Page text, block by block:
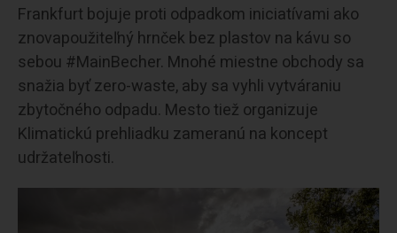
Frankfurt bojuje proti odpadkom iniciatívami ako
znovapoužiteľný hrnček bez plastov na kávu so
sebou #MainBecher. Mnohé miestne obchody sa
snažia byť zero-waste, aby sa vyhli vytváraniu
zbytočného odpadu. Mesto tiež organizuje
Klimatickú prehliadku zameranú na koncept
udržateľnosti.